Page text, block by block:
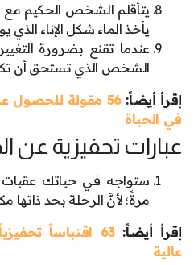
يتأقلم الشخص الحكيم مع
يأخذ الماء شكل الإناء الذي
عندما تقنع بضرورة
الشخص الذي تستحق أن
إقرأ أيضاً:
56 مقولة للحصول
في الحياة
عبارات تحفيزية عن
ستواجه في حياتك عقبات
مرةً؛ لأنَّ الرحلة بحد ذاتها
إقرأ أيضاً:
63 اقتباساً
عالية